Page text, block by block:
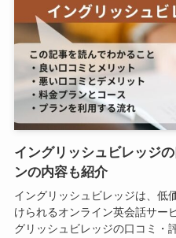
イングリッシュビレッジ
ンの内容も紹介
イングリッシュビレッジは、低
けられるオンライン英会話サー
グリッシュビレッジの口コミ・